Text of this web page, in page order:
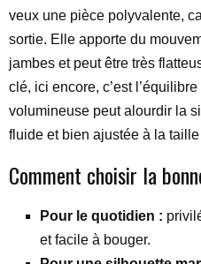
veux une pièce polyvalente,
sortie. Elle apporte du
jambes et peut être très
clé, ici encore, c’est
volumineuse peut alourdir la
fluide et bien ajustée à la
Comment choisir la
Pour le quotidien :
et facile à bouger.